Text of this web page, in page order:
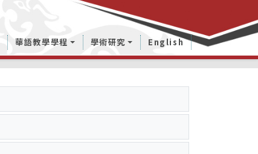
華語教學學程 學術研究 English